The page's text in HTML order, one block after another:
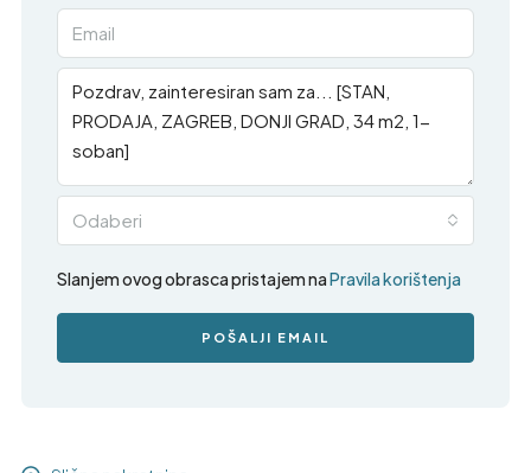
Odaberi
Slanjem ovog obrasca pristajem naPravila korištenja
POŠALJI EMAIL